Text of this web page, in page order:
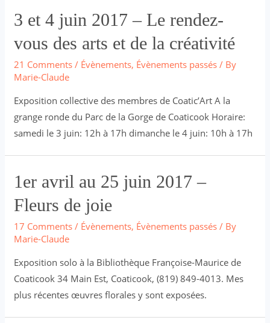
3 et 4 juin 2017 – Le rendez-
vous des arts et de la créativité
21 Comments / Évènements, Évènements passés / By
Marie-Claude
Exposition collective des membres de Coatic’Art A la
grange ronde du Parc de la Gorge de Coaticook Horaire:
samedi le 3 juin: 12h à 17h dimanche le 4 juin: 10h à 17h
1er avril au 25 juin 2017 –
Fleurs de joie
17 Comments / Évènements, Évènements passés / By
Marie-Claude
Exposition solo à la Bibliothèque Françoise-Maurice de
Coaticook 34 Main Est, Coaticook, (819) 849-4013. Mes
plus récentes œuvres florales y sont exposées.